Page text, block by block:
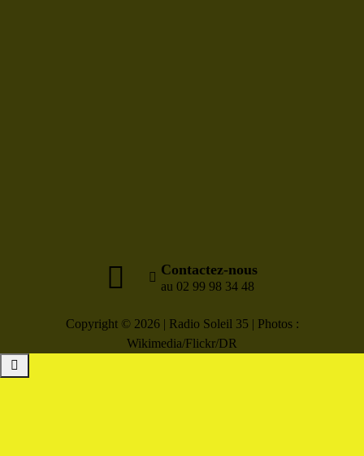
Contactez-nous
au 02 99 98 34 48
Copyright © 2026 | Radio Soleil 35 | Photos :
Wikimedia/Flickr/DR